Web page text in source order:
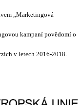
„Marketingová
kampaní povědomí o
v letech 2016-2018.